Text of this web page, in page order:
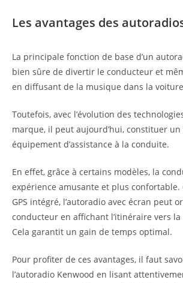
Les avantages des
La principale fonction de base d’un
bien sûre de divertir le conducteur et
en diffusant de la musique dans la
Toutefois, avec l’évolution des
marque, il peut aujourd’hui, constituer
équipement d’assistance à la conduite.
En effet, grâce à certains modèles, la
expérience amusante et plus confortable.
GPS intégré, l’autoradio avec écran peut
conducteur en affichant l’itinéraire vers
Cela garantit un gain de temps optimal.
Pour profiter de ces avantages, il faut
l’autoradio Kenwood en lisant